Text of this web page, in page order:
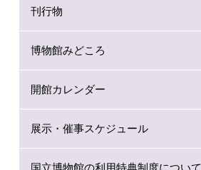
刊行物
博物館みどころ
開館カレンダー
展示・催事スケジュール